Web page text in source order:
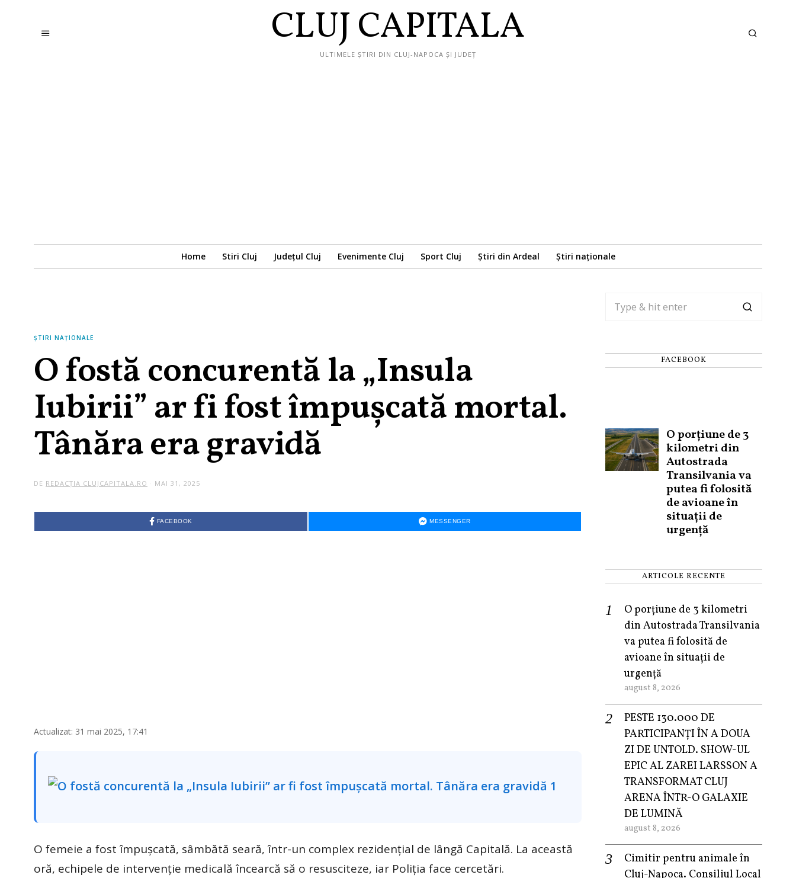
CLUJ CAPITALA
ULTIMELE ȘTIRI DIN CLUJ-NAPOCA ȘI JUDEȚ
Home Stiri Cluj Județul Cluj Evenimente Cluj Sport Cluj Știri din Ardeal Știri naționale
ȘTIRI NAȚIONALE
O fostă concurentă la „Insula
Iubirii” ar fi fost împușcată mortal.
Tânăra era gravidă
DE REDACȚIA CLUJCAPITALA.RO MAI 31, 2025
FACEBOOK MESSENGER
Actualizat: 31 mai 2025, 17:41
O femeie a fost împuşcată, sâmbătă seară, într-un complex rezidenţial de lângă Capitală. La această
oră, echipele de intervenţie medicală încearcă să o resusciteze, iar Poliţia face cercetări.
FACEBOOK
O porțiune de 3
kilometri din
Autostrada
Transilvania va
putea fi folosită
de avioane în
situații de
urgență
ARTICOLE RECENTE
O porțiune de 3 kilometri
din Autostrada Transilvania
va putea fi folosită de
avioane în situații de
urgență
august 8, 2026
PESTE 130.000 DE
PARTICIPANȚI ÎN A DOUA
ZI DE UNTOLD. SHOW-UL
EPIC AL ZAREI LARSSON A
TRANSFORMAT CLUJ
ARENA ÎNTR-O GALAXIE
DE LUMINĂ
august 8, 2026
Cimitir pentru animale în
Cluj-Napoca. Consiliul Local